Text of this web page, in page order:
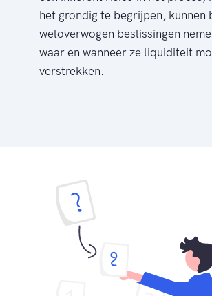
het grondig te begrijpen, kunnen
weloverwogen beslissingen
waar en wanneer ze liquiditeit
verstrekken.